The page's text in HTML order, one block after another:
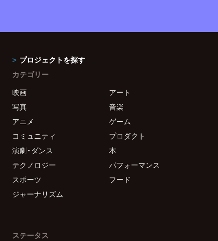
プロジェクトを探す
カテゴリー
映画
アート
写真
音楽
アニメ
ゲーム
コミュニティ
プロダクト
演劇・ダンス
本
テクノロジー
パフォーマンス
スポーツ
フード
ジャーナリズム
ステータス